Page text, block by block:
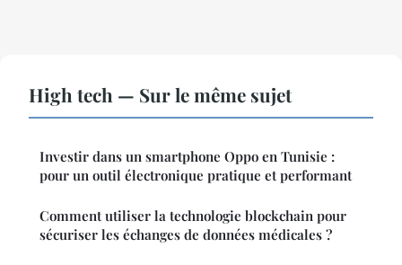
High tech — Sur le même sujet
Investir dans un smartphone Oppo en Tunisie :
pour un outil électronique pratique et performant
Comment utiliser la technologie blockchain pour
sécuriser les échanges de données médicales ?